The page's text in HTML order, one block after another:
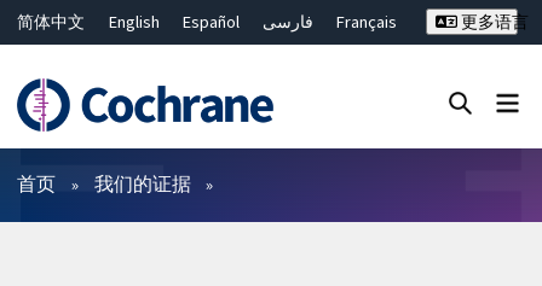
简体中文 English Español فارسی
Français
ไทย
繁體中文
更多语言
过滤
首页 我们的证据